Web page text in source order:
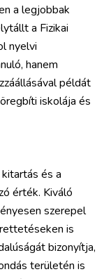
a legjobbak
a Fizikai
nyelvi
hanem
példát
iskolája és
és a
érték. Kiváló
szerepel
is
bizonyítja,
területén is